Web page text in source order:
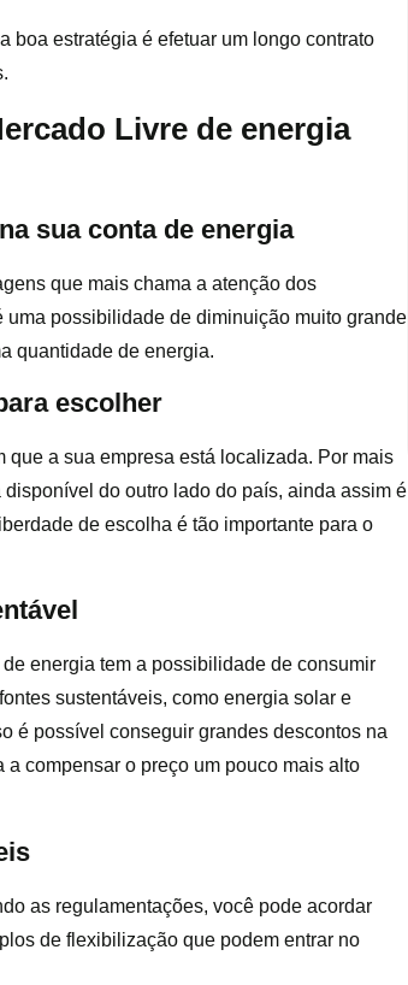
boa estratégia é efetuar um longo contrato
Livre de energia
sua conta de energia
que mais chama a atenção dos
uma possibilidade de diminuição muito grande
quantidade de energia.
escolher
que a sua empresa está localizada. Por mais
do outro lado do país, ainda assim é
de escolha é tão importante para o
energia tem a possibilidade de consumir
sustentáveis, como energia solar e
é possível conseguir grandes descontos na
compensar o preço um pouco mais alto
as regulamentações, você pode acordar
de flexibilização que podem entrar no